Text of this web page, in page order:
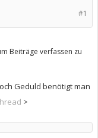
#1
Beiträge verfassen zu
Geduld benötigt man
>